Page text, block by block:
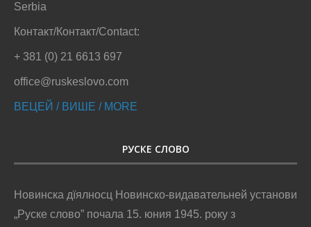
Serbia
Контакт/Контакт/Contact:
+ 381 (0) 21 6613 697
office@ruskeslovo.com
ВЕЦЕЙ / ВИШЕ / MORE
РУСКЕ СЛОВО
Новинска дїялносц Новинско-видавательней установи
„Руске слово” почала 15. юния 1945. року з